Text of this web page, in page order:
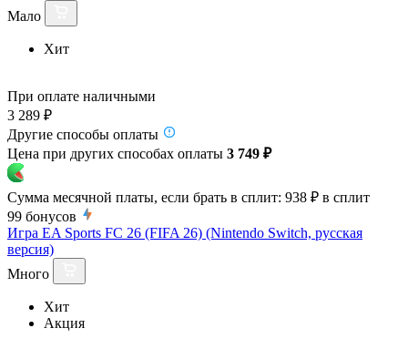
Мало
Хит
При оплате наличными
3 289 ₽
Другие способы оплаты
Цена при других способах оплаты 3 749 ₽
Сумма месячной платы, если брать в сплит: 938 ₽ в сплит
99 бонусов
Игра EA Sports FC 26 (FIFA 26) (Nintendo Switch, русская
версия)
Много
Хит
Акция